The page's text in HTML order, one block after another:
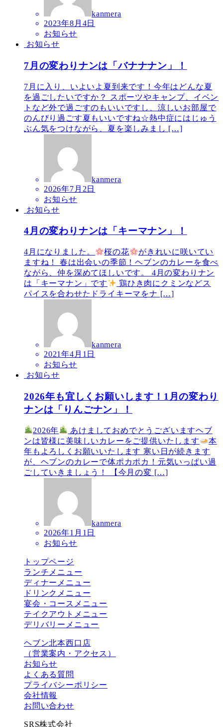
kanmera
2023年8月4日
お知らせ
お知らせ
7月の変わりナンは「バナナナン」！
7月に入り、いよいよ夏到来です！今年はどんな夏
を過ごしたいですか？ スポーツやキャンプ、イベン
トなど外で過ごすのもいいですし、涼しいお部屋で
のんびり過ごす夏もいいですね☆熱中症にはじゅう
ぶん気をつけながら、夏を楽しみまし […]
kanmera
2026年7月2日
お知らせ
お知らせ
4月の変わりナンは「キーマナン」！
4月になりました。 桜の花
がきれいに咲いてい
ますね！ 春は出会いの季節！ヘブンのカレーを食べ
ながら、仲を深めてほしいです。 4月の変わりナン
は「キーマナン」です
鶏ひき肉にクミンなどス
パイスを合わせたドライキーマをナ […]
kanmera
2021年4月1日
お知らせ
お知らせ
2026年も宜しくお願いします！1月の変わり
ナンは「りんごナン」！
2026年
あけましておめでとうございますヘブ
ンは皆様に美味しいカレーをご提供いたします
本
年もよろしくお願いいたします 寒い日が続きます
が、ヘブンのカレーで体ポカポカ！元気いっぱい過
ごしていきましょう！ 【今月の変 […]
kanmera
2026年1月1日
お知らせ
トップページ
ランチメニュー
ディナーメニュー
ドリンクメニュー
宴会・コースメニュー
テイクアウトメニュー
デリバリーメニュー
ヘブン北本西口店
（営業案内・アクセス）
お知らせ
よくある質問
プライバシーポリシー
会社情報
お問い合わせ
SRS株式会社